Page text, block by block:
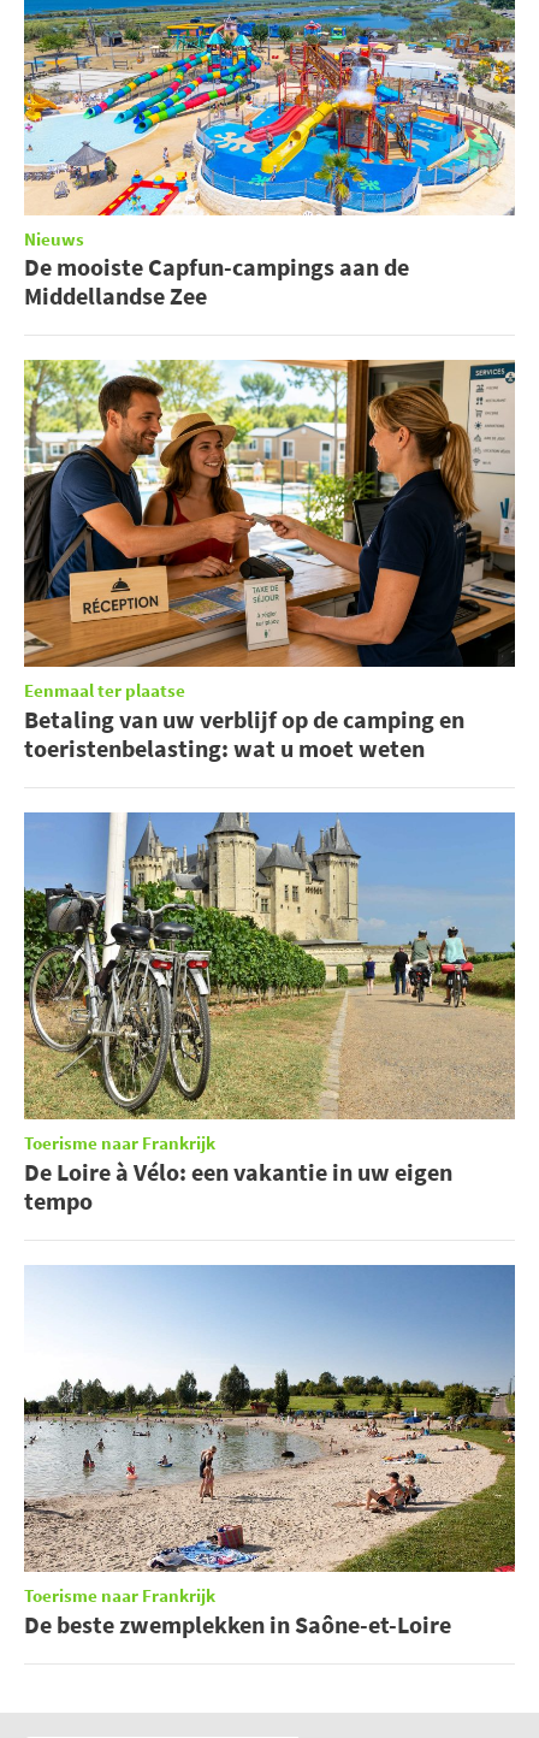
Nieuws
De mooiste Capfun-campings aan de
Middellandse Zee
Eenmaal ter plaatse
Betaling van uw verblijf op de camping en
toeristenbelasting: wat u moet weten
Toerisme naar Frankrijk
De Loire à Vélo: een vakantie in uw eigen
tempo
Toerisme naar Frankrijk
De beste zwemplekken in Saône-et-Loire